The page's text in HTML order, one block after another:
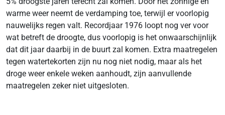
warme weer neemt de verdamping toe, terwijl er voorlopig
nauwelijks regen valt. Recordjaar 1976 loopt nog ver voor
wat betreft de droogte, dus voorlopig is het onwaarschijnlijk
dat dit jaar daarbij in de buurt zal komen. Extra maatregelen
tegen watertekorten zijn nu nog niet nodig, maar als het
droge weer enkele weken aanhoudt, zijn aanvullende
maatregelen zeker niet uitgesloten.